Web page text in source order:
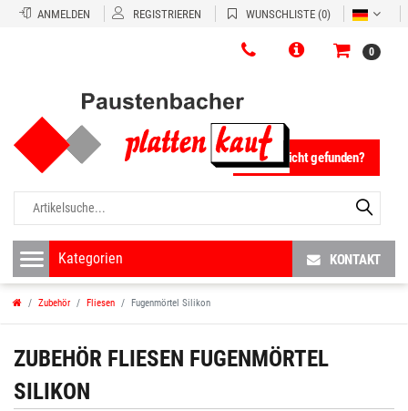
ANMELDEN REGISTRIEREN WUNSCHLISTE (0)
0
Fliese nicht gefunden?
KONTAKT
Zubehör Fliesen Fugenmörtel Silikon
ZUBEHÖR FLIESEN FUGENMÖRTEL
SILIKON